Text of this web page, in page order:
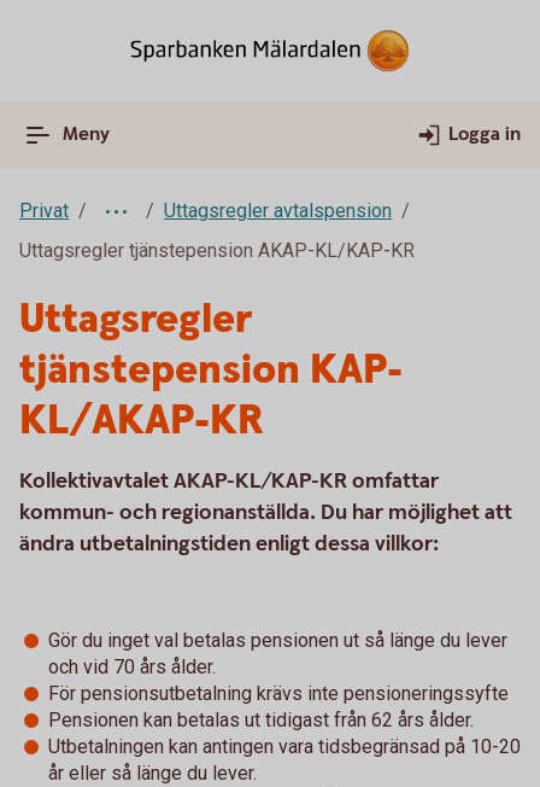
Meny Logga in
Privat
Uttagsregler avtalspension
Uttagsregler tjänstepension AKAP-KL/KAP-KR
Uttagsregler
tjänstepension KAP-
KL/AKAP-KR
Kollektivavtalet AKAP-KL/KAP-KR omfattar
kommun- och regionanställda. Du har möjlighet att
ändra utbetalningstiden enligt dessa villkor:
Gör du inget val betalas pensionen ut så länge du lever
och vid 70 års ålder.
För pensionsutbetalning krävs inte pensioneringssyfte
Pensionen kan betalas ut tidigast från 62 års ålder.
Utbetalningen kan antingen vara tidsbegränsad på 10-20
år eller så länge du lever.